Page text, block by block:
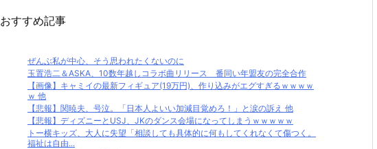
おすすめ記事
ぜんぶ私が中心、そう思われたくないのに
玉置浩二＆ASKA、10数年越しコラボ曲リリース 番同い年盟友の完全合作
【画像】キャミイの最新フィギュア(19万円)、作り込みがエグすぎるｗｗｗｗ
ｗ 他
【悲報】関暁夫、号泣。「日本人よいい加減目覚めろ！」と涙の訴え 他
【悲報】ディズニーとUSJ、JKのダンス会場になってしまうｗｗｗｗｗ
トー横キッズ、大人に失望「相談しても具体的に何もしてくれなくて傷つく。
福祉は自由...